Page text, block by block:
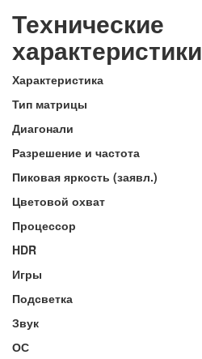
Технические
характеристики
Характеристика
Тип матрицы
Диагонали
Разрешение и частота
Пиковая яркость (заявл.)
Цветовой охват
Процессор
HDR
Игры
Подсветка
Звук
ОС